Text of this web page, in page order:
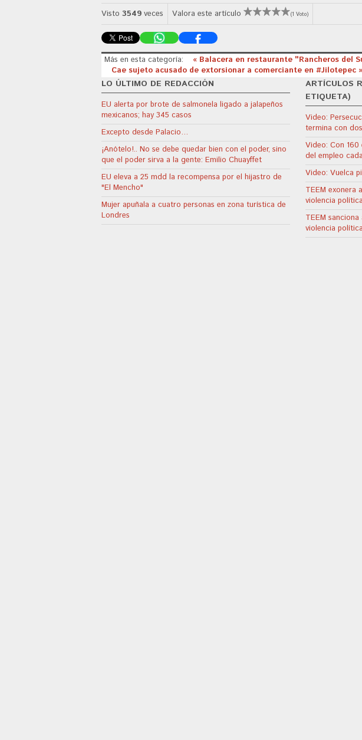
Visto 3549 veces Valora este artículo (1 Voto)
Más en esta categoría:
« Balacera en restaurante "Rancheros del
Cae sujeto acusado de extorsionar a comerciante en #Jilotepec »
LO ÚLTIMO DE REDACCIÓN
EU alerta por brote de salmonela ligado a jalapeños
mexicanos; hay 345 casos
Excepto desde Palacio…
¡Anótelo!.. No se debe quedar bien con el poder, sino
que el poder sirva a la gente: Emilio Chuayffet
EU eleva a 25 mdd la recompensa por el hijastro de
"El Mencho"
Mujer apuñala a cuatro personas en zona turística de
Londres
ARTÍCULOS
ETIQUETA)
Video:
termina con
Video: Con 160
del empleo
Video: Vuelca
TEEM exonera
violencia
TEEM
violencia